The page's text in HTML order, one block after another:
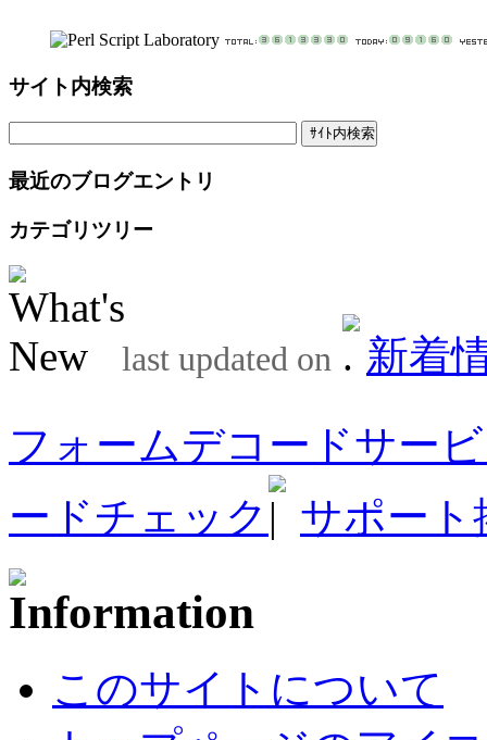
サイト内検索
最近のブログエントリ
カテゴリツリー
last updated on
新着
フォームデコードサー
ードチェック
サポート
このサイトについて